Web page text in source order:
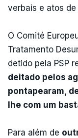
verbais e atos
O Comité
Tratamento
detido pela PSP
deitado pelos
pontapearam,
lhe com um
Para além de